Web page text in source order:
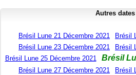
Autres dates
Brésil Lune 21 Décembre 2021
Brésil
Brésil Lune 23 Décembre 2021
Brésil
Brésil Lune 25 Décembre 2021
Brésil
Brésil Lune 27 Décembre 2021
Brésil